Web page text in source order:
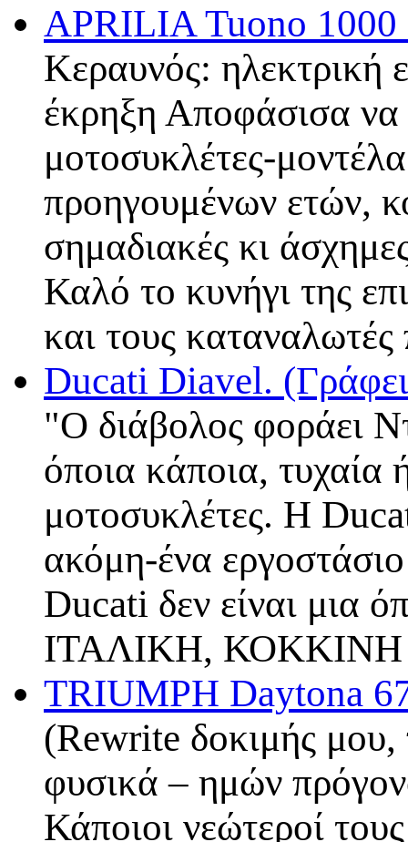
APRILIA Tuono
Κεραυνός: ηλεκτρική
έκρηξη Αποφάσισα
μοτοσυκλέτες-
προηγουμένων ετών,
σημαδιακές κι
Καλό το κυνήγι της
και τους
Ducati Diavel.
"Ο διάβολος φοράει
όποια κάποια, τυχαία
μοτοσυκλέτες. Η
ακόμη-ένα
Ducati δεν είναι μια
ΙΤΑΛΙΚΗ, ΚΟΚΚΙΝΗ
TRIUMPH Daytona
(Rewrite δοκιμής μου,
φυσικά – ημών
Κάποιοι νεώτεροί